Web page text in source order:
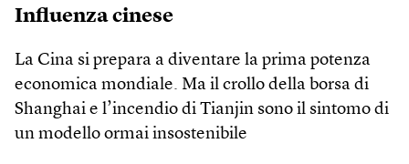
Influenza cinese
La Cina si prepara a diventare la prima potenza
economica mondiale. Ma il crollo della borsa di
Shanghai e l’incendio di Tianjin sono il sintomo di
un modello ormai insostenibile